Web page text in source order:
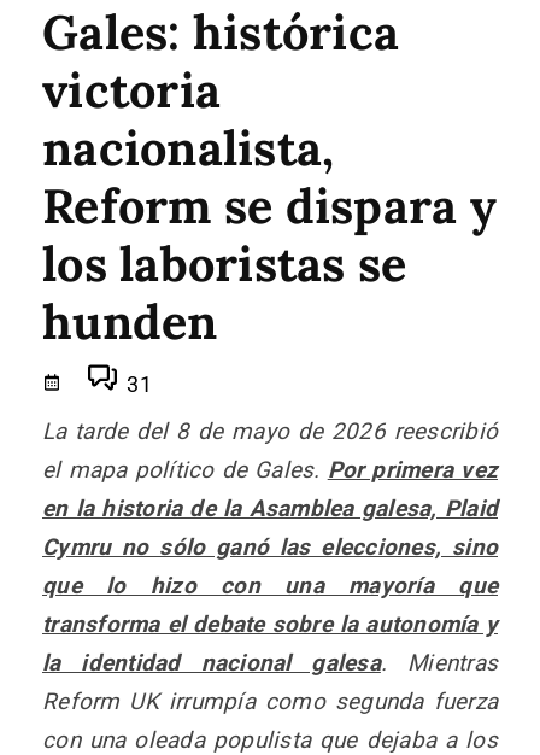
Gales: histórica
victoria
nacionalista,
Reform se dispara y
los laboristas se
hunden
31
La tarde del 8 de mayo de 2026 reescribió
el mapa político de Gales. Por primera vez
en la historia de la Asamblea galesa, Plaid
Cymru no sólo ganó las elecciones, sino
que lo hizo con una mayoría que
transforma el debate sobre la autonomía y
la identidad nacional galesa. Mientras
Reform UK irrumpía como segunda fuerza
con una oleada populista que dejaba a los